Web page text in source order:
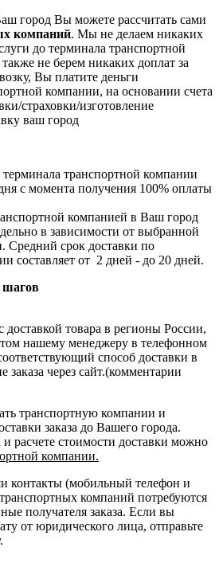
город Вы можете рассчитать сами
компаний. Мы не делаем никаких
до терминала транспортной
не берем никаких доплат за
Вы платите деньги
компании, на основании счета
страховки/изготовление
ваш город
терминала транспортной компании
с момента получения 100% оплаты
компанией в Ваш город
в зависимости от выбранной
Средний срок доставки по
составляет от 2 дней - до 20 дней.
шагов
доставкой товара в регионы России,
нашему менеджеру в телефонном
способ доставки в
через сайт.(комментарии
транспортную компании и
заказа до Вашего города.
расчете стоимости доставки можно
компании.
контакты (мобильный телефон и
компаний потребуются
получателя заказа. Если вы
от юридического лица, отправьте
.